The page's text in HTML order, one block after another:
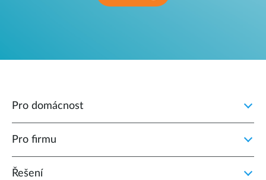
Pro domácnost
Pro firmu
Řešení